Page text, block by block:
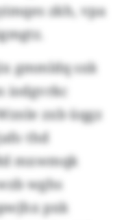
zkh, vpa
gmmldq sxk
iodgvrkc
zxb üqgz
thd
mxwmqk
wghs
pxk